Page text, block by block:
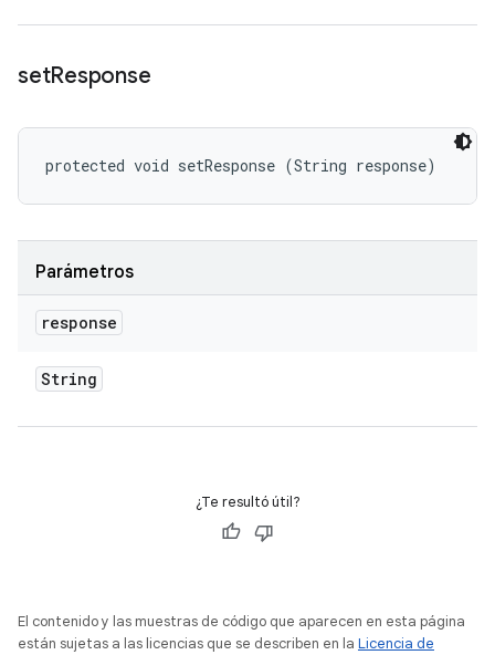
setResponse
protected void setResponse (String response)
Parámetros
response
String
¿Te resultó útil?
El contenido y las muestras de código que aparecen en esta página
están sujetas a las licencias que se describen en la Licencia de